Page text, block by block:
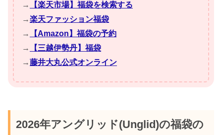
→
【楽天市場】福袋を検索する
→楽天ファッション福袋
→
【Amazon】福袋の予約
→
【三越伊勢丹】福袋
→藤井大丸公式オンライン
2026年アングリッド(Unglid)の福袋の